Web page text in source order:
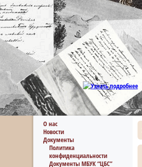
О нас
Новости
Документы
Политика
конфиденциальности
Документы МБУК “ЦБС”